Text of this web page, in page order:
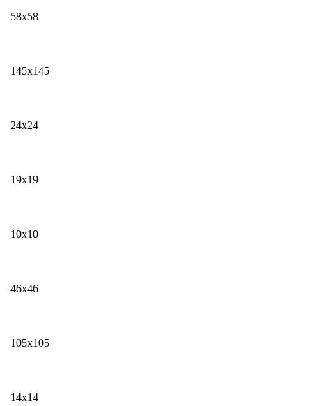
58х58
145х145
24х24
19х19
10х10
46х46
105х105
14х14